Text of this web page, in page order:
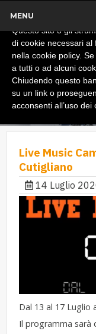
MENU
Live Music
Cutigliano
14 Luglio
Dal 13 al 17 Luglio
Il programma sarà
Informativa
Questo sito o gli
di cookie necessari al
nella cookie policy.
a tutti o ad alcuni
Chiudendo questo
su un link o
acconsenti all’uso dei